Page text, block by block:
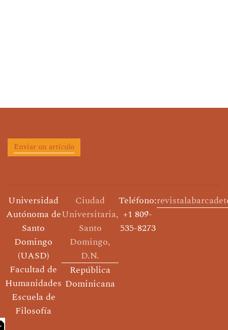
Enviar un artículo
Universidad
Autónoma de
Santo
Domingo
(UASD)
Facultad de
Humanidades
Escuela de
Filosofía
Ciudad
Universitaria,
Santo
Domingo,
D.N.
República
Dominicana
Teléfono:
+1 809-
535-8273